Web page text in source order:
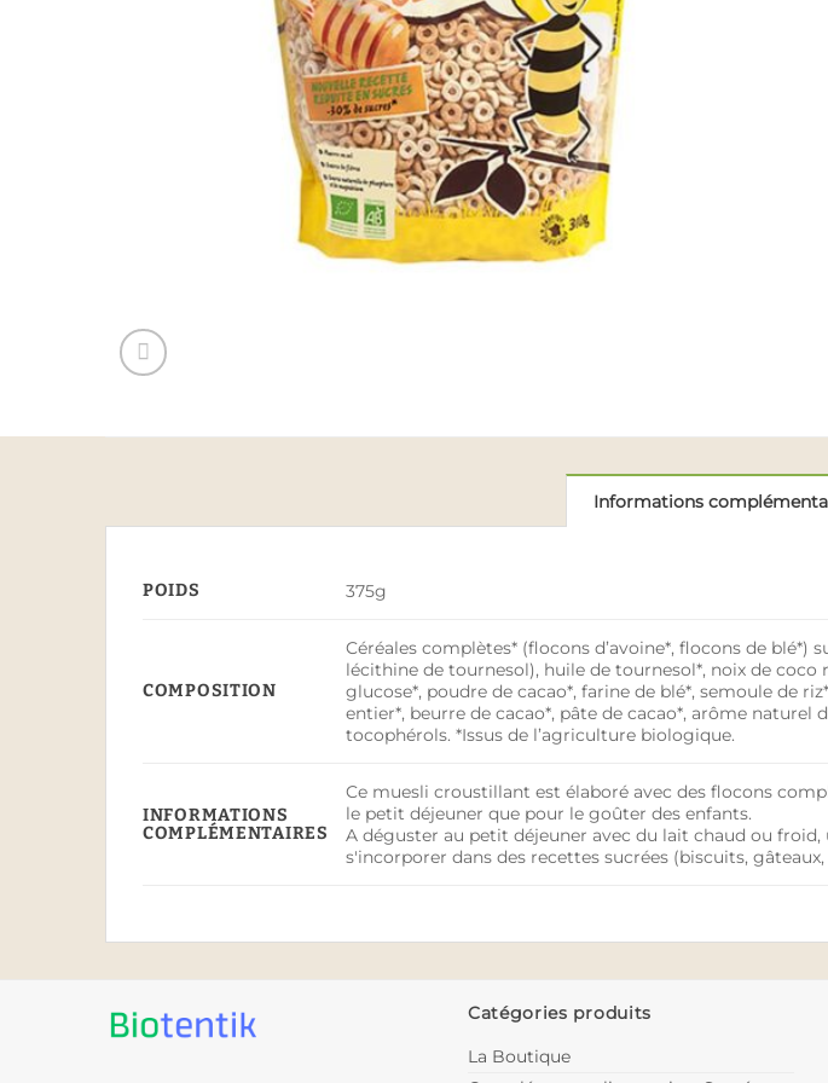
Informations
POIDS 375g
COMPOSITION
Céréales complètes* (flocons d’avoine*, flocons de blé*)
lécithine de tournesol), huile de tournesol*, noix de coco
glucose*, poudre de cacao*, farine de blé*, semoule de
entier*, beurre de cacao*, pâte de cacao*, arôme
tocophérols. *Issus de l’agriculture biologique.
INFORMATIONS
COMPLÉMENTAIRES
Ce muesli croustillant est élaboré avec des flocons
le petit déjeuner que pour le goûter des enfants.
A déguster au petit déjeuner avec du lait chaud ou
s'incorporer dans des recettes sucrées (biscuits,
Catégories produits
La Boutique